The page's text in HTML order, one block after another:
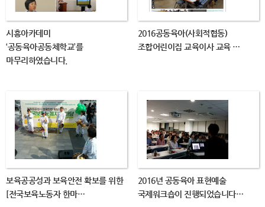
시흥아카데미
‘공동육아공동체학교’를
마무리하였습니다.
2016공동육아(사회적협동)
조합어린이집 교육이사 교육 …
보육공공성과 보육안전 확보를 위한
[전국보육노동자 한마…
2016년 공동육아 표현예술
국제워크숍이 진행되었습니다…